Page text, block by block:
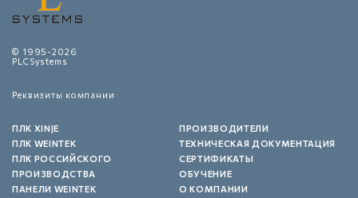
© 1995-2026
PLCSystems
Реквизиты компании
ПЛК XINJE
ПЛК WEINTEK
ПЛК РОССИЙСКОГО
ПРОИЗВОДСТВА
ПАНЕЛИ WEINTEK
ПРОИЗВОДИТЕЛИ
ТЕХНИЧЕСКАЯ ДОКУМЕНТАЦИЯ
СЕРТИФИКАТЫ
ОБУЧЕНИЕ
О КОМПАНИИ